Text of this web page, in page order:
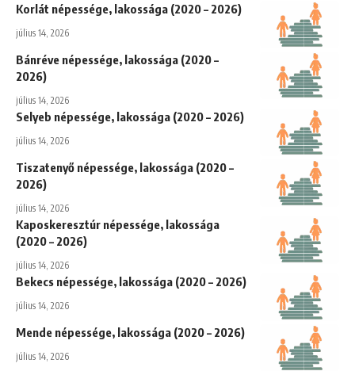
Korlát népessége, lakossága (2020 – 2026)
július 14, 2026
Bánréve népessége, lakossága (2020 –
2026)
július 14, 2026
Selyeb népessége, lakossága (2020 – 2026)
július 14, 2026
Tiszatenyő népessége, lakossága (2020 –
2026)
július 14, 2026
Kaposkeresztúr népessége, lakossága
(2020 – 2026)
július 14, 2026
Bekecs népessége, lakossága (2020 – 2026)
július 14, 2026
Mende népessége, lakossága (2020 – 2026)
július 14, 2026